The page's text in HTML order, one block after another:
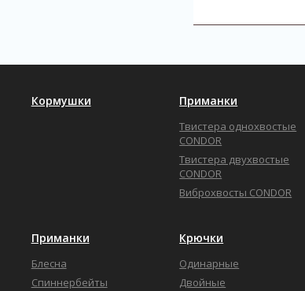
Кормушки Приманки
Твистера однохвостые
CONDOR
Твистера двухвостые
CONDOR
Виброхвосты CONDOR
Приманки
Блесна
Спиннербейты
Крючки
Одинарные
Двойные